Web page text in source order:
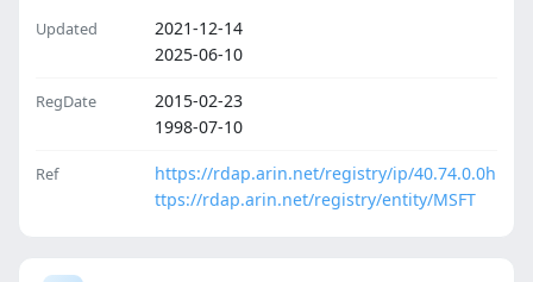
Updated
2021-12-14
2025-06-10
RegDate
2015-02-23
1998-07-10
Ref https://rdap.arin.net/registry/ip/40.74.0.0h
ttps://rdap.arin.net/registry/entity/MSFT